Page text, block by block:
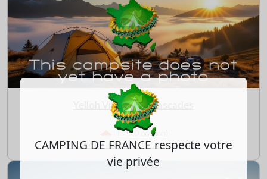
CAMPING DE FRANCE respecte votre
vie privée
Yelloh Village Les Cascades
0/5 (0 opinion)
La roque sur ceze - Gard (30)